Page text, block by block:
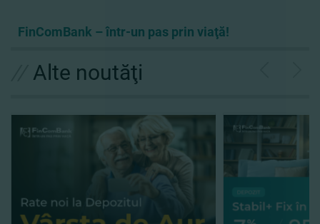
FinComBank – într-un pas prin viaţă!
Alte noutăţi